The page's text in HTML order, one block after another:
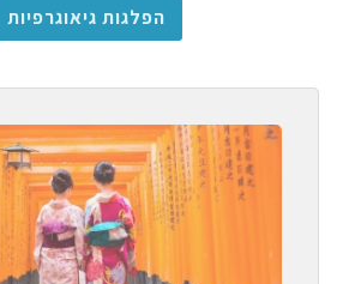
הפלגות גיאוגרפיות